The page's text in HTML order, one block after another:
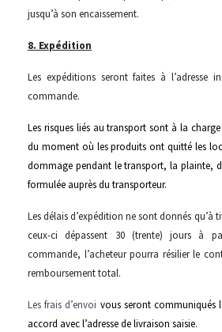
jusqu’à son encaissement.
8. Expédition
Les expéditions seront faites à l’adresse
commande.
Les risques liés au transport sont à la
du moment où les produits ont quitté les
dommage pendant le transport, la plainte,
formulée auprès du transporteur.
Les délais d’expédition ne sont donnés qu’à
ceux-ci dépassent 30 (trente) jours à
commande, l’acheteur pourra résilier le
remboursement total.
Les frais d’envoi vous seront communiqués
accord avec l’adresse de livraison saisie.